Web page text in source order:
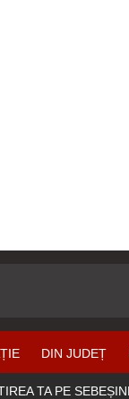
DIN JUDEȚ
TA PE